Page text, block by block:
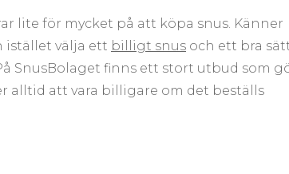
lite för mycket på att köpa snus. Känner
istället välja ett billigt snus och ett bra
SnusBolaget finns ett stort utbud som
alltid att vara billigare om det beställs